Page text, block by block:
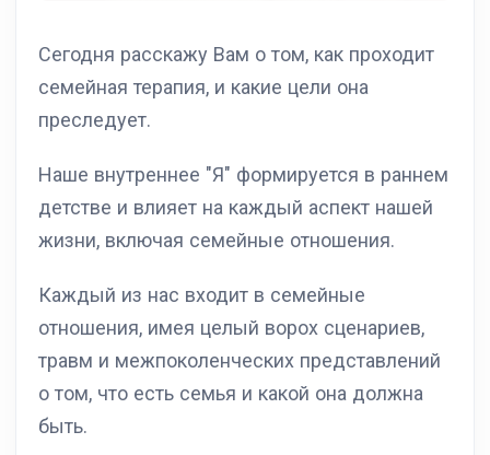
Сегодня расскажу Вам о том, как проходит
семейная терапия, и какие цели она
преследует.
Наше внутреннее "Я" формируется в раннем
детстве и влияет на каждый аспект нашей
жизни, включая семейные отношения.
Каждый из нас входит в семейные
отношения, имея целый ворох сценариев,
травм и межпоколенческих представлений
о том, что есть семья и какой она должна
быть.